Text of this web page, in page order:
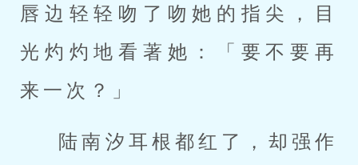
唇边轻轻吻了吻她的指尖，目
光灼灼地看著她：「要不要再
来一次？」
陆南汐耳根都红了，却强作